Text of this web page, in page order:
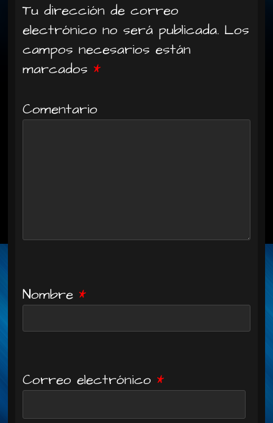
Tu dirección de correo
electrónico no será publicada. Los
campos necesarios están
marcados *
Comentario
Nombre *
Correo electrónico *